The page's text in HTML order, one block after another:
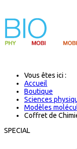
Vous êtes ici :
Accueil
Boutique
Sciences
Modèles
Coffret de
SPECIAL